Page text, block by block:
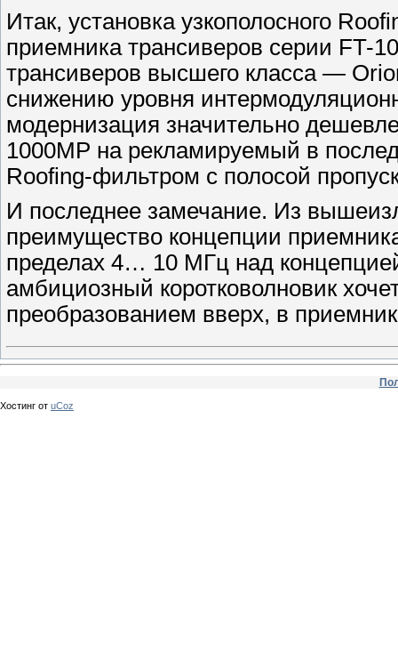
Итак, установка узкополосного
приемника трансиверов серии FT-
трансиверов высшего класса —
снижению уровня
модернизация значительно
1000MP на рекламируемый в
Roofing-фильтром с полосой
И последнее замечание. Из
преимущество концепции
пределах 4… 10 МГц над
амбициозный коротковолновик
преобразованием вверх, в
Хостинг от uCoz